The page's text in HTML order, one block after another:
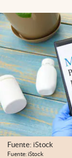
Fuente: iStock
Fuente: iStock